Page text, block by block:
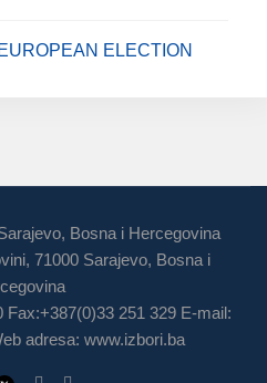
ELECTION
Bosna i Hercegovina
71000 Sarajevo, Bosna i
Fax:+387(0)33 251 329 E-mail:
adresa: www.izbori.ba